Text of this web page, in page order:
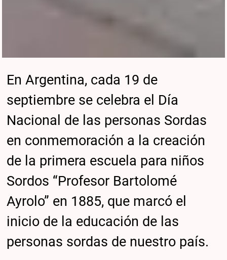
En Argentina, cada 19 de
septiembre se celebra el Día
Nacional de las personas Sordas
en conmemoración a la creación
de la primera escuela para niños
Sordos “Profesor Bartolomé
Ayrolo” en 1885, que marcó el
inicio de la educación de las
personas sordas de nuestro país.